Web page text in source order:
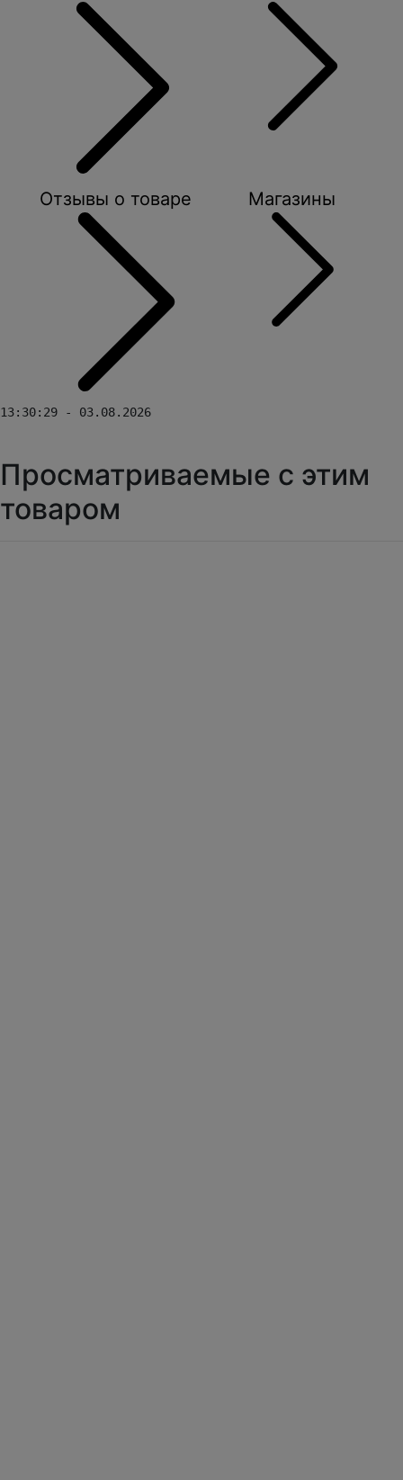
Отзывы о товаре Магазины
13:30:29 - 03.08.2026
Просматриваемые с этим
товаром